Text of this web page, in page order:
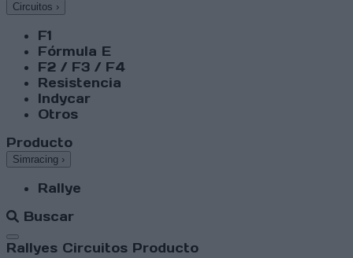
Circuitos ›
F1
Fórmula E
F2 / F3 / F4
Resistencia
Indycar
Otros
Producto
Simracing ›
Rallye
Buscar
Abrir menú
Rallyes Circuitos Producto